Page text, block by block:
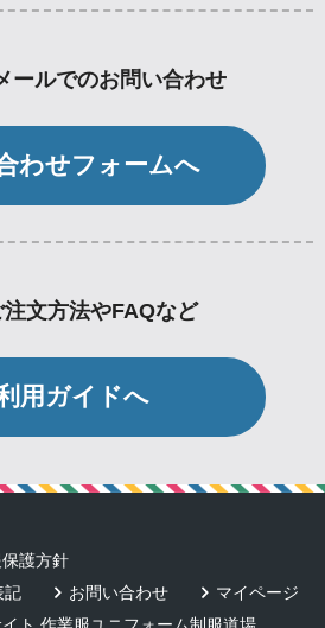
ールでのお問い合わせ
わせフォームへ
注文方法やFAQなど
用ガイドへ
護方針
記
お問い合わせ
マイページ